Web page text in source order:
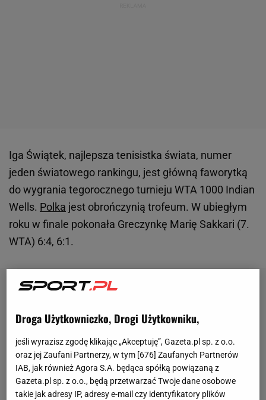
Iga Świątek, najlepsza tenisistka świata, numer
jeden światowego rankingu, jest główną faworytką
do wygrania tegorocznego turnieju WTA 1000 Indian
Wells. Polka jest obrończynią trofeum. W ubiegłym
roku w finale pokonała Greczynkę Marię Sakkari (7.
WTA) 6:4, 6:1.
Droga Użytkowniczko, Drogi Użytkowniku,
jeśli wyrazisz zgodę klikając „Akceptuję”, Gazeta.pl sp. z o.o.
oraz jej Zaufani Partnerzy, w tym [676] Zaufanych Partnerów
IAB, jak również Agora S.A. będąca spółką powiązaną z
Gazeta.pl sp. z o.o., będą przetwarzać Twoje dane osobowe
takie jak adresy IP, adresy e-mail czy identyfikatory plików